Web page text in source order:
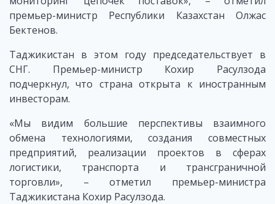
премьер-министр Республики Казахстан Олжас
Бектенов.
Таджикистан в этом году председательствует в
СНГ. Премьер-министр Кохир Расулзода
подчеркнул, что страна открыта к иностранным
инвесторам.
«Мы видим большие перспективы взаимного
обмена технологиями, создания совместных
предприятий, реализации проектов в сферах
логистики, транспорта и трансграничной
торговли», – отметил премьер-министра
Таджикистана Кохир Расулзода.